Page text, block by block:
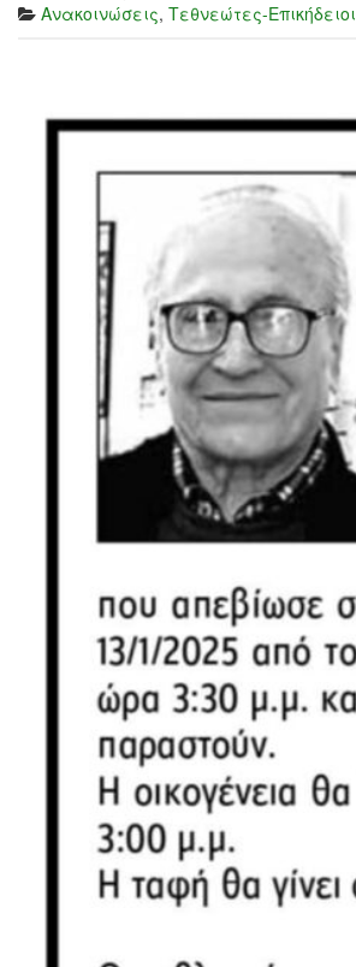
Ανακοινώσεις, Τεθνεώτες-Επικήδειοι